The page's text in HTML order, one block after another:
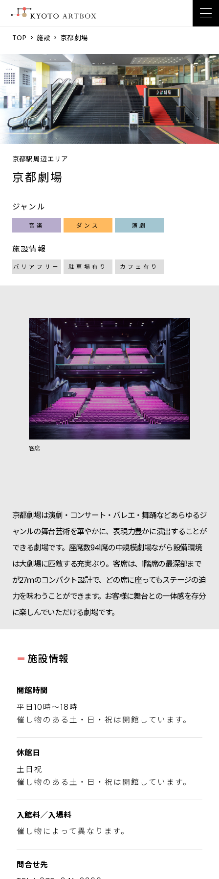
TOP >施設 > 京都劇場
京都駅周辺エリア
京都劇場
ジャンル
音楽 ダンス 演劇
施設情報
バリアフリー 駐車場有り カフェ有り
京都劇場は演劇・コンサート・バレエ・舞踊などあらゆるジ
ャンルの舞台芸術を華やかに、表現力豊かに演出することが
できる劇場です。座席数941席の中規模劇場ながら設備環境
は大劇場に匹敵する充実ぶり。客席は、1階席の最深部まで
が27ｍのコンパクト設計で、どの席に座ってもステージの迫
力を味わうことができます。お客様に舞台との一体感を存分
に楽しんでいただける劇場です。
客席
- 施設情報
開館時間
平日10時～18時
催し物のある土・日・祝は開館しています。
休館日
土日祝
催し物のある土・日・祝は開館しています。
入館料／入場料
催し物によって異なります。
問合せ先